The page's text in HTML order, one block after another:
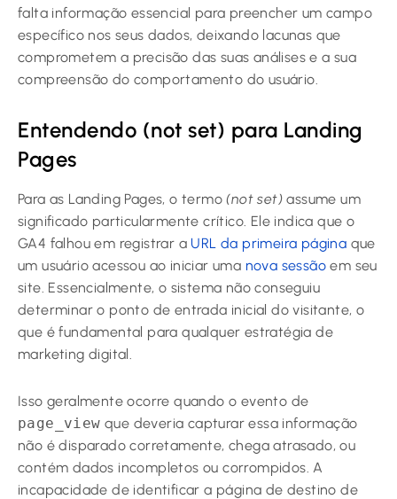
falta informação essencial para preencher um campo
específico nos seus dados, deixando lacunas que
comprometem a precisão das suas análises e a sua
compreensão do comportamento do usuário.
Entendendo (not set) para Landing
Pages
Para as Landing Pages, o termo(not set) assume um
significado particularmente crítico. Ele indica que o
GA4 falhou em registrar a URL da primeira página que
um usuário acessou ao iniciar uma nova sessão em seu
site. Essencialmente, o sistema não conseguiu
determinar o ponto de entrada inicial do visitante, o
que é fundamental para qualquer estratégia de
marketing digital.
Isso geralmente ocorre quando o evento de
page_view que deveria capturar essa informação
não é disparado corretamente, chega atrasado, ou
contém dados incompletos ou corrompidos. A
incapacidade de identificar a página de destino de